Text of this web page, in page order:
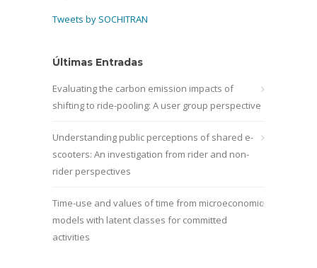
Tweets by SOCHITRAN
Últimas Entradas
Evaluating the carbon emission impacts of
shifting to ride-pooling: A user group perspective
Understanding public perceptions of shared e-
scooters: An investigation from rider and non-
rider perspectives
Time-use and values of time from microeconomic
models with latent classes for committed
activities